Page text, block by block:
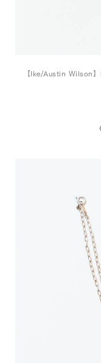
【Ike/Austin Wilson